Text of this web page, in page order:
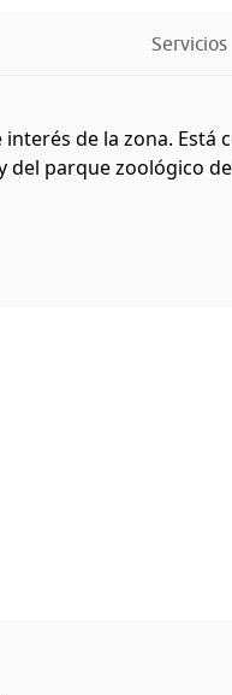
Servicios
de la zona. Está
parque zoológico